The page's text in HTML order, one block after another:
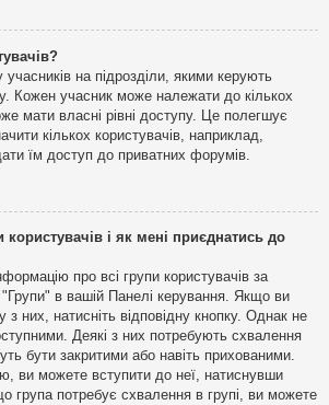
учасників на підрозділи, якими керують
Кожен учасник може належати до кількох
мати власні рівні доступу. Це полегшує
кількох користувачів, наприклад,
їм доступ до приватних форумів.
користувачів і як мені приєднатись до
про всі групи користувачів за
в вашій Панелі керування. Якщо ви
з них, натисніть відповідну кнопку. Однак не
Деякі з них потребують схвалення
бути закритими або навіть прихованими.
ви можете вступити до неї, натиснувши
група потребує схвалення в групі, ви можете